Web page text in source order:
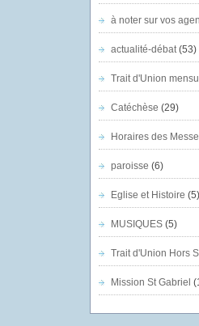
à noter sur vos
actualité-débat(53)
Trait d'Union
Catéchèse (29)
Horaires des
paroisse (6)
Eglise et Histoire (5)
MUSIQUES(5)
Trait d'Union Hors
Mission St Gabriel